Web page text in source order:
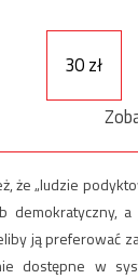
30 zł
że „ludzie
demokratyczny,
ją preferować
dostępne w